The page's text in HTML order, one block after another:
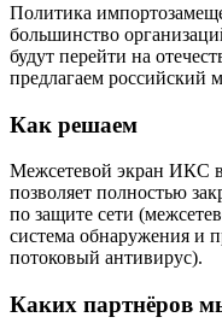
Политика
большинство
будут перейти на
предлагаем российский
Как решаем
Межсетевой экран ИКС
позволяет полностью
по защите сети
система обнаружения и
потоковый антивирус).
Каких партнёров